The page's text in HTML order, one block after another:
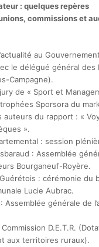
: quelques repères
commissions et
au
le délégué général des
Campagne).
de « Sport et
Sporsora du
auteurs du rapport : «
».
: session
: Assemblée
Bourganeuf-Royère.
: cérémonie du
Lucie Aubrac.
Assemblée générale de
D.E.T.R.
aux territoires ruraux).